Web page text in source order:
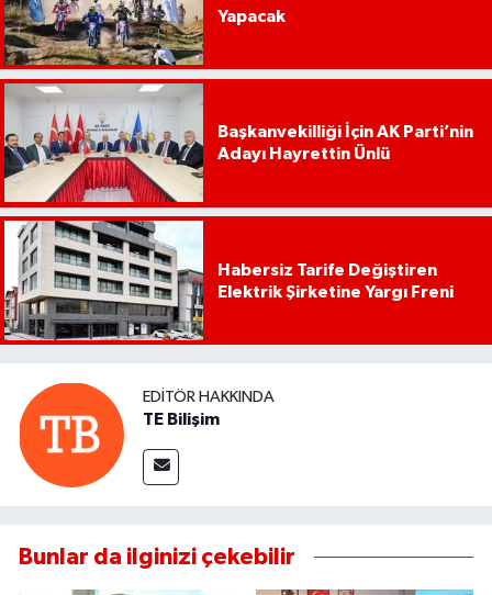
Yapacak
Başkanvekilliği İçin AK Parti’nin
Adayı Hayrettin Ünlü
Habersiz Tarife Değiştiren
Elektrik Şirketine Yargı Freni
EDITÖR HAKKINDA
TE Bilişim
Bunlar da ilginizi çekebilir